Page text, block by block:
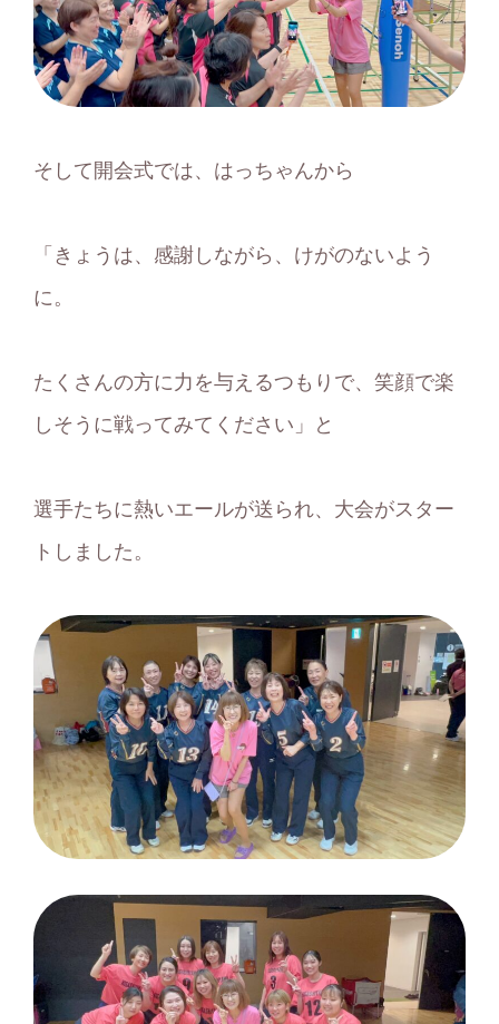
そして開会式では、はっちゃんから
「きょうは、感謝しながら、けがのないよう
に。
たくさんの方に力を与えるつもりで、笑顔で楽
しそうに戦ってみてください」と
選手たちに熱いエールが送られ、大会がスター
トしました。